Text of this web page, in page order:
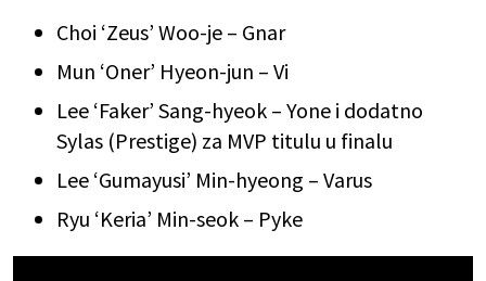
Choi ‘Zeus’ Woo-je – Gnar
Mun ‘Oner’ Hyeon-jun – Vi
Lee ‘Faker’ Sang-hyeok – Yone i dodatno
Sylas (Prestige) za MVP titulu u finalu
Lee ‘Gumayusi’ Min-hyeong – Varus
Ryu ‘Keria’ Min-seok – Pyke